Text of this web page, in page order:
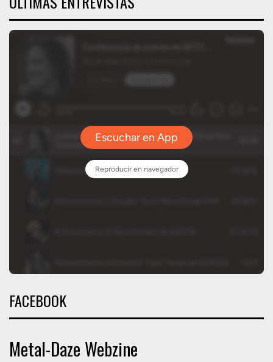
FACEBOOK
Metal-Daze Webzine